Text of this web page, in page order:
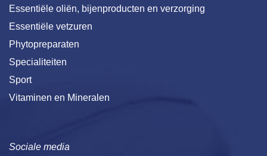
Essentiële oliën, bijenproducten en verzorging
Essentiële vetzuren
Phytopreparaten
Specialiteiten
Sport
Vitaminen en Mineralen
Sociale media